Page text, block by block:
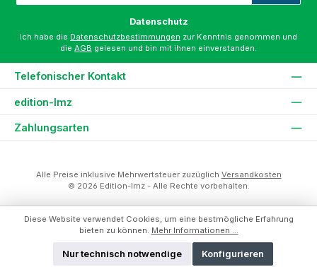
*
Datenschutz
Ich habe die Datenschutzbestimmungen zur Kenntnis genommen und
die AGB gelesen und bin mit ihnen einverstanden.
Telefonischer Kontakt
edition-lmz
Zahlungsarten
Alle Preise inklusive Mehrwertsteuer zuzüglich Versandkosten
© 2026 Edition-lmz - Alle Rechte vorbehalten.
Diese Website verwendet Cookies, um eine bestmögliche Erfahrung
bieten zu können. Mehr Informationen ...
Nur technisch notwendige Konfigurieren